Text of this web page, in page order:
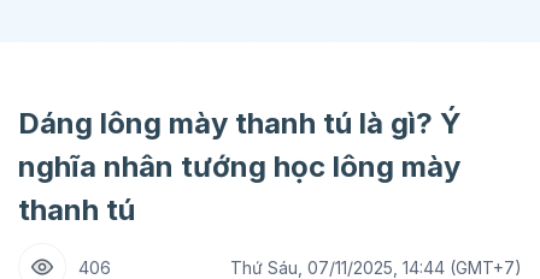
Dáng lông mày thanh tú là gì? Ý
nghĩa nhân tướng học lông mày
thanh tú
406 Thứ Sáu, 07/11/2025, 14:44 (GMT+7)